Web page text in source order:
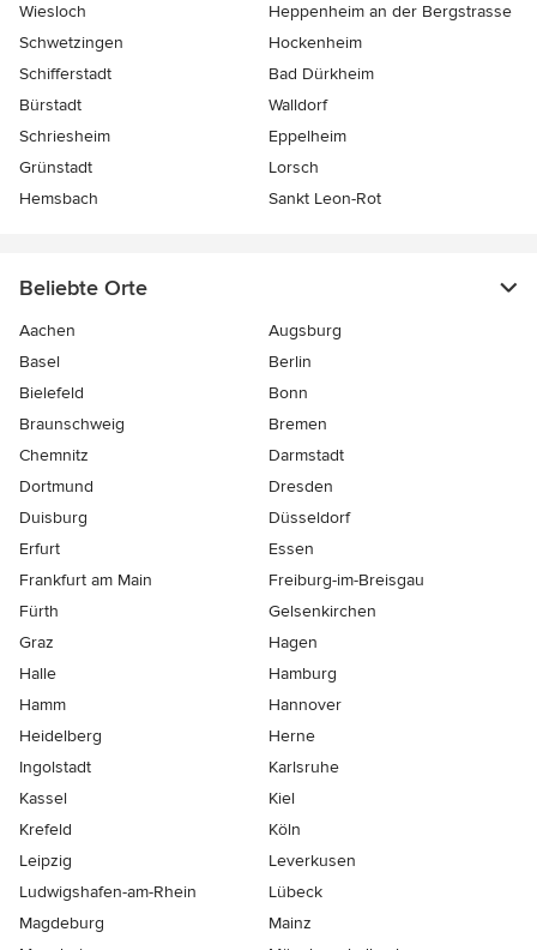
Wiesloch
Heppenheim an der Bergstrasse
Schwetzingen
Hockenheim
Schifferstadt
Bad Dürkheim
Bürstadt
Walldorf
Schriesheim
Eppelheim
Grünstadt
Lorsch
Hemsbach
Sankt Leon-Rot
Beliebte Orte
Aachen
Augsburg
Basel
Berlin
Bielefeld
Bonn
Braunschweig
Bremen
Chemnitz
Darmstadt
Dortmund
Dresden
Duisburg
Düsseldorf
Erfurt
Essen
Frankfurt am Main
Freiburg-im-Breisgau
Fürth
Gelsenkirchen
Graz
Hagen
Halle
Hamburg
Hamm
Hannover
Heidelberg
Herne
Ingolstadt
Karlsruhe
Kassel
Kiel
Krefeld
Köln
Leipzig
Leverkusen
Ludwigshafen-am-Rhein
Lübeck
Magdeburg
Mainz